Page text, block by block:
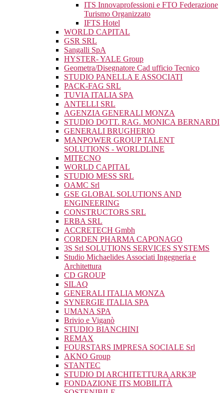
ITS Innovaprofessioni e FTO Federazione
Turismo Organizzato
IFTS Hotel
WORLD CAPITAL
GSR SRL
Sangalli SpA
HYSTER- YALE Group
Geometra/Disegnatore Cad ufficio Tecnico
STUDIO PANELLA E ASSOCIATI
PACK-FAG SRL
TUVIA ITALIA SPA
ANTELLI SRL
AGENZIA GENERALI MONZA
STUDIO DOTT. RAG. MONICA BERNARDI
GENERALI BRUGHERIO
MANPOWER GROUP TALENT
SOLUTIONS - WORLDLINE
MITECNO
WORLD CAPITAL
STUDIO MESS SRL
OAMC Srl
GSE GLOBAL SOLUTIONS AND
ENGINEERING
CONSTRUCTORS SRL
ERBA SRL
ACCRETECH Gmbh
CORDEN PHARMA CAPONAGO
3S Srl SOLUTIONS SERVICES SYSTEMS
Studio Michaelides Associati Ingegneria e
Architettura
CD GROUP
SILAQ
GENERALI ITALIA MONZA
SYNERGIE ITALIA SPA
UMANA SPA
Brivio e Viganò
STUDIO BIANCHINI
REMAX
FOURSTARS IMPRESA SOCIALE Srl
AKNO Group
STANTEC
STUDIO DI ARCHITETTURA ARK3P
FONDAZIONE ITS MOBILITÀ